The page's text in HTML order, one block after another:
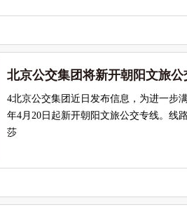
北京公交集团将新开朝阳文旅公
4北京公交集团近日发布信息，为进一步
年4月20日起新开朝阳文旅公交专线。线
莎